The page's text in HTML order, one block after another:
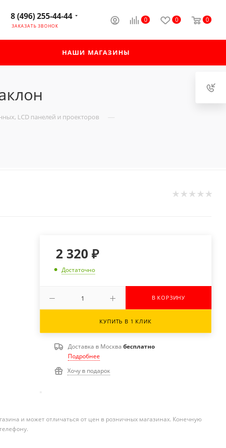
0 0 0
8 (496) 255-44-44
ЗАКАЗАТЬ ЗВОНОК
НАШИ МАГАЗИНЫ
LCD панелей и проекторов —
2 320 ₽
Достаточно
В КОРЗИНУ
КУПИТЬ В 1 КЛИК
Доставка в Москва бесплатно
Подробнее
Хочу в подарок
и может отличаться от цен в розничных магазинах. Конечную